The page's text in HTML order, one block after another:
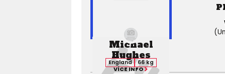
Michael
Hughes
England
66 kg
VÍCE INFO